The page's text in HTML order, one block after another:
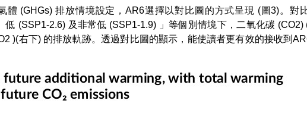
體 (GHGs) 排放情境設定，AR6選擇以對比圖的方式呈現 (圖3)。對
低 (SSP1-2.6) 及非常低 (SSP1-1.9) 」等個別情境下，二氧化碳
)(右下) 的排放軌跡。透過對比圖的顯示，能使讀者更有效的接收到